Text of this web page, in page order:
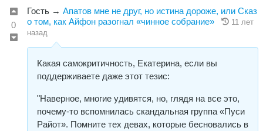
0
Гость → Апатов мне не друг, но истина дороже, или Сказ
о том, как Айфон разогнал «чинное собрание»
11 лет
назад
Какая самокритичность, Екатерина, если вы
поддерживаете даже этот тезис:
"Наверное, многие удивятся, но, глядя на все это,
почему-то вспомнилась скандальная группа «Пуси
Райот». Помните тех девах, которые бесновались в